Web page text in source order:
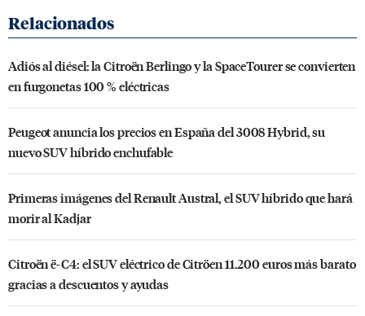
Adiós al diésel: la Citroën Berlingo y la SpaceTourer se convierten
en furgonetas 100 % eléctricas
Peugeot anuncia los precios en España del 3008 Hybrid, su
nuevo SUV híbrido enchufable
Primeras imágenes del Renault Austral, el SUV híbrido que hará
morir al Kadjar
Citroën ë-C4: el SUV eléctrico de Citröen 11.200 euros más barato
gracias a descuentos y ayudas